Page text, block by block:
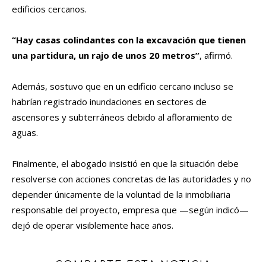
edificios cercanos.
“Hay casas colindantes con la excavación que tienen
una partidura, un rajo de unos 20 metros”, afirmó.
Además, sostuvo que en un edificio cercano incluso se
habrían registrado inundaciones en sectores de
ascensores y subterráneos debido al afloramiento de
aguas.
Finalmente, el abogado insistió en que la situación debe
resolverse con acciones concretas de las autoridades y no
depender únicamente de la voluntad de la inmobiliaria
responsable del proyecto, empresa que —según indicó—
dejó de operar visiblemente hace años.